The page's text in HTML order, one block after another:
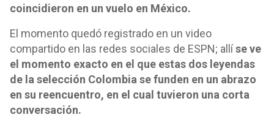
coincidieron en un vuelo en México.
El momento quedó registrado en un video
compartido en las redes sociales de ESPN; allíse ve
el momento exacto en el que estas dos leyendas
de la selección Colombia se funden en un abrazo
en su reencuentro, en el cual tuvieron una corta
conversación.